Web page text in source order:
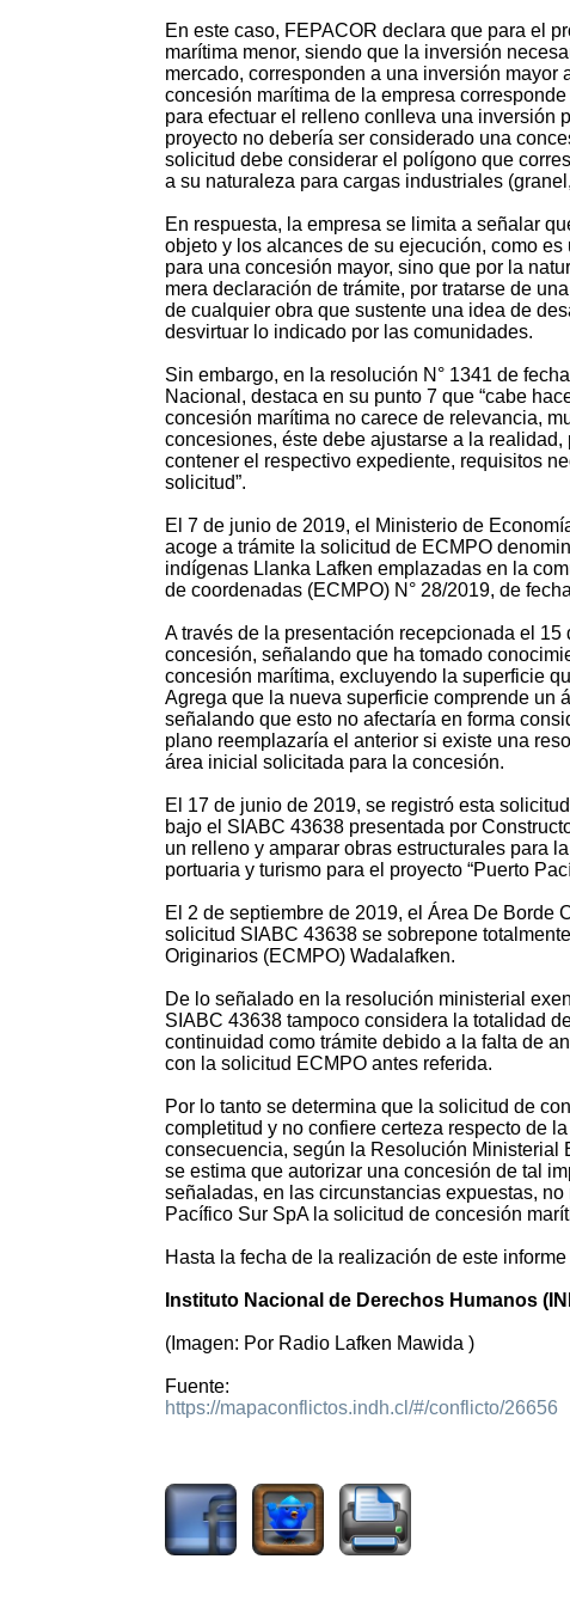
En este caso, FEPACOR declara que para el
marítima menor, siendo que la inversión
mercado, corresponden a una inversión
concesión marítima de la empresa
para efectuar el relleno conlleva una inversión
proyecto no debería ser considerado una
solicitud debe considerar el polígono que
a su naturaleza para cargas industriales
En respuesta, la empresa se limita a señalar
objeto y los alcances de su ejecución, como
para una concesión mayor, sino que por la
mera declaración de trámite, por tratarse de
de cualquier obra que sustente una idea de
desvirtuar lo indicado por las comunidades.
Sin embargo, en la resolución N° 1341 de
Nacional, destaca en su punto 7 que “cabe
concesión marítima no carece de relevancia,
concesiones, éste debe ajustarse a la
contener el respectivo expediente, requisitos
solicitud”.
El 7 de junio de 2019, el Ministerio de
acoge a trámite la solicitud de ECMPO
indígenas Llanka Lafken emplazadas en la
de coordenadas (ECMPO) N° 28/2019, de
A través de la presentación recepcionada el
concesión, señalando que ha tomado
concesión marítima, excluyendo la superficie
Agrega que la nueva superficie comprende un
señalando que esto no afectaría en forma
plano reemplazaría el anterior si existe una
área inicial solicitada para la concesión.
El 17 de junio de 2019, se registró esta
bajo el SIABC 43638 presentada por
un relleno y amparar obras estructurales para
portuaria y turismo para el proyecto “Puerto
El 2 de septiembre de 2019, el Área De Borde
solicitud SIABC 43638 se sobrepone
Originarios (ECMPO) Wadalafken.
De lo señalado en la resolución ministerial
SIABC 43638 tampoco considera la totalidad
continuidad como trámite debido a la falta de
con la solicitud ECMPO antes referida.
Por lo tanto se determina que la solicitud de
completitud y no confiere certeza respecto de
consecuencia, según la Resolución Ministerial
se estima que autorizar una concesión de tal
señaladas, en las circunstancias expuestas,
Pacífico Sur SpA la solicitud de concesión
Hasta la fecha de la realización de este
Instituto Nacional de Derechos Humanos
(Imagen: Por Radio Lafken Mawida )
Fuente:
https://mapaconflictos.indh.cl/#/conflicto/26656